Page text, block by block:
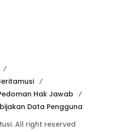
Hak Jawab
Data Pengguna
All right reserved